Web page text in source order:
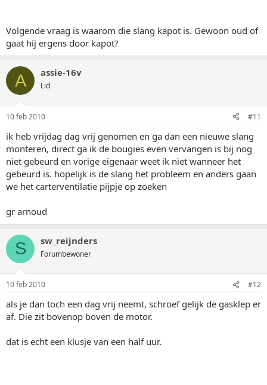
Volgende vraag is waarom die slang kapot is. Gewoon oud of
gaat hij ergens door kapot?
A assie-16v
Lid
10 feb 2010 #11
ik heb vrijdag dag vrij genomen en ga dan een nieuwe slang
monteren, direct ga ik de bougies even vervangen is bij nog
niet gebeurd en vorige eigenaar weet ik niet wanneer het
gebeurd is. hopelijk is de slang het probleem en anders gaan
we het carterventilatie pijpje op zoeken
gr arnoud
S sw_reijnders
Forumbewoner
10 feb 2010 #12
als je dan toch een dag vrij neemt, schroef gelijk de gasklep er
af. Die zit bovenop boven de motor.
dat is echt een klusje van een half uur.